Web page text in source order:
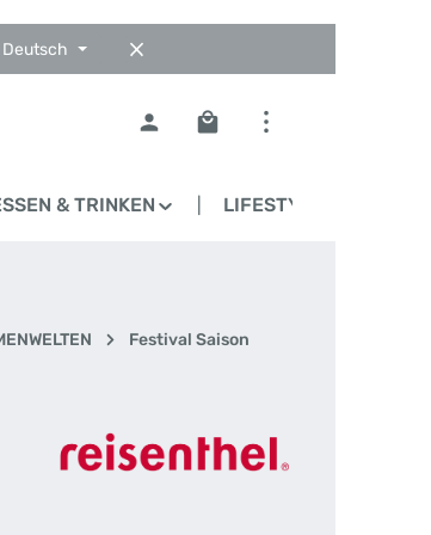
Deutsch
Warenkorb enthält 0
& TRINKEN LIFESTYLE
Festival Saison